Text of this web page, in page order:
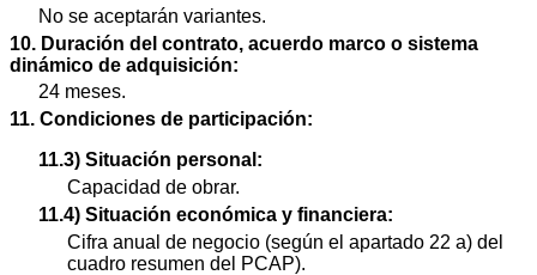
No se aceptarán variantes.
10. Duración del contrato, acuerdo marco o sistema
dinámico de adquisición:
24 meses.
11. Condiciones de participación:
11.3) Situación personal:
Capacidad de obrar.
11.4) Situación económica y financiera:
Cifra anual de negocio (según el apartado 22 a) del
cuadro resumen del PCAP).